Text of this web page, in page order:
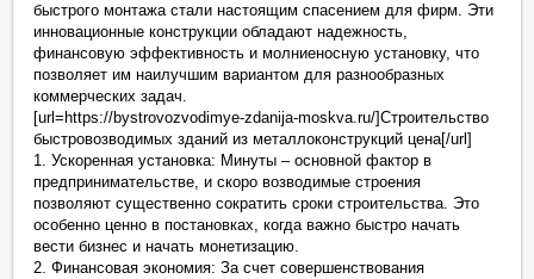
быстрого монтажа стали настоящим спасением для фирм. Эти
инновационные конструкции обладают надежность,
финансовую эффективность и молниеносную установку, что
позволяет им наилучшим вариантом для разнообразных
коммерческих задач.
[url=https://bystrovozvodimye-zdanija-moskva.ru/]Строительство
быстровозводимых зданий из металлоконструкций цена[/url]
1. Ускоренная установка: Минуты – основной фактор в
предпринимательстве, и скоро возводимые строения
позволяют существенно сократить сроки строительства. Это
особенно ценно в постановках, когда важно быстро начать
вести бизнес и начать монетизацию.
2. Финансовая экономия: За счет совершенствования